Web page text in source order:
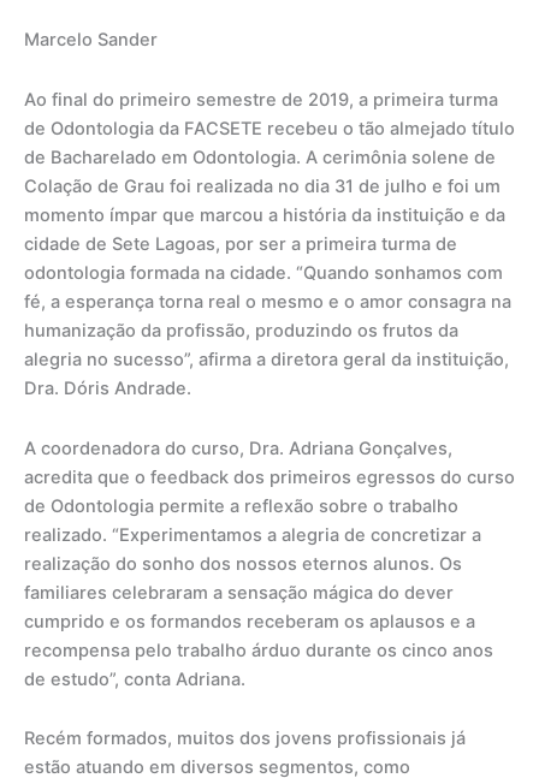
Marcelo Sander
Ao final do primeiro semestre de 2019, a primeira turma
de Odontologia da FACSETE recebeu o tão almejado título
de Bacharelado em Odontologia. A cerimônia solene de
Colação de Grau foi realizada no dia 31 de julho e foi um
momento ímpar que marcou a história da instituição e da
cidade de Sete Lagoas, por ser a primeira turma de
odontologia formada na cidade. “Quando sonhamos com
fé, a esperança torna real o mesmo e o amor consagra na
humanização da profissão, produzindo os frutos da
alegria no sucesso”, afirma a diretora geral da instituição,
Dra. Dóris Andrade.
A coordenadora do curso, Dra. Adriana Gonçalves,
acredita que o feedback dos primeiros egressos do curso
de Odontologia permite a reflexão sobre o trabalho
realizado. “Experimentamos a alegria de concretizar a
realização do sonho dos nossos eternos alunos. Os
familiares celebraram a sensação mágica do dever
cumprido e os formandos receberam os aplausos e a
recompensa pelo trabalho árduo durante os cinco anos
de estudo”, conta Adriana.
Recém formados, muitos dos jovens profissionais já
estão atuando em diversos segmentos, como